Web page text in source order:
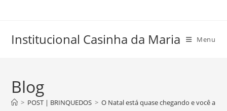
Institucional Casinha da Maria Menu
Blog
> POST | BRINQUEDOS > O Natal está quase chegando e você